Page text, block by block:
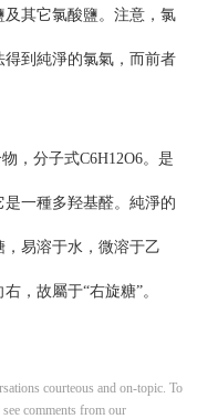
其它氯酸鹽。注意，氯
到純淨的氯氣，而前者
，分子式C6H12O6。是
一種多羟基醛。純淨的
易溶于水，微溶于乙
，故屬于“右旋糖”。
courteous and on-topic. To
comments from our